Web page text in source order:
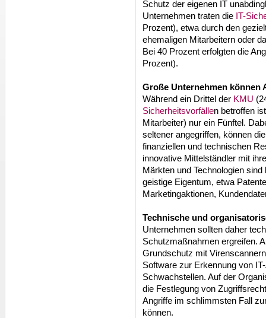
Schutz der eigenen IT
Unternehmen traten die IT-
Prozent), etwa durch den
ehemaligen Mitarbeitern oder
Bei 40 Prozent erfolgten die
Prozent).
Große Unternehmen können
Während ein Drittel der KMU
Sicherheitsvorfällen betroffen
Mitarbeiter) nur ein Fünftel.
seltener angegriffen, können
finanziellen und technischen
innovative Mittelständler mit
Märkten und Technologien sind
geistige Eigentum, etwa
Marketingaktionen,
Technische und
Unternehmen sollten daher
Schutzmaßnahmen ergreifen.
Grundschutz mit
Software zur Erkennung von
Schwachstellen. Auf der
die Festlegung von
Angriffe im schlimmsten Fall
können.